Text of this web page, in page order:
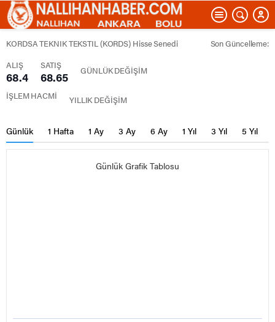
KORDSA TEKNIK TEKSTIL (KORDS) Hisse Senedi
Son Güncelleme:
ALIŞ
68.4
SATIŞ
68.65 GÜNLÜK DEĞİŞİM
İŞLEM HACMİ YILLIK DEĞİŞİM
Günlük 1 Hafta 1 Ay 3 Ay 6 Ay 1 Yıl 3 Yıl 5 Yıl
Günlük Grafik Tablosu